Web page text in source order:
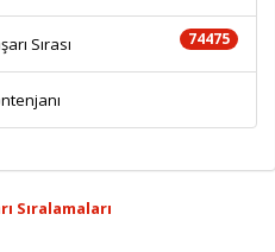
74475
Sırası
Sıralamaları